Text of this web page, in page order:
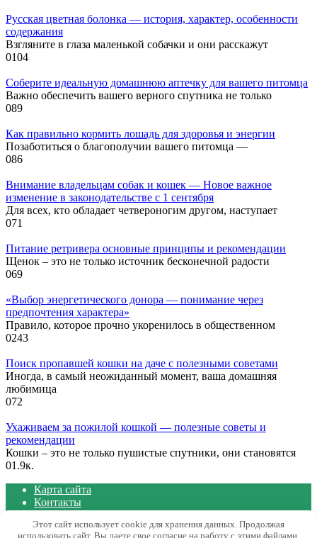
Русская цветная болонка — история, характер, особенности
содержания
Взгляните в глаза маленькой собачки и они расскажут
0104
Соберите идеальную домашнюю аптечку для вашего питомца
Важно обеспечить вашего верного спутника не только
089
Как правильно кормить лошадь для здоровья и энергии
Позаботиться о благополучии вашего питомца —
086
Внимание владельцам собак и кошек — Новое важное
изменение в законодательстве с 1 сентября
Для всех, кто обладает четвероногим другом, наступает
071
Питание ретривера основные принципы и рекомендации
Щенок – это не только источник бесконечной радости
069
«Выбор энергетического донора — понимание через
предпочтения характера»
Правило, которое прочно укоренилось в общественном
0243
Поиск пропавшей кошки на даче с полезными советами
Иногда, в самый неожиданный момент, ваша домашняя
любимица
072
Ухаживаем за пожилой кошкой — полезные советы и
рекомендации
Кошки – это не только пушистые спутники, они становятся
01.9к.
Карта сайта
Контакты
Этот сайт использует cookie для хранения данных. Продолжая
использовать сайт, Вы даете свое согласие на работу с этими файлами.